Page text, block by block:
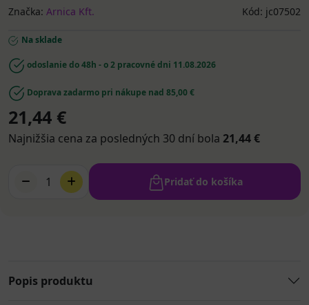
Značka: Arnica Kft. Kód: jc07502
Na sklade
odoslanie do 48h - o 2 pracovné dni 11.08.2026
Doprava zadarmo pri nákupe nad 85,00 €
21,44 €
Najnižšia cena za posledných 30 dní bola 21,44 €
1 Pridať do košíka
Popis produktu